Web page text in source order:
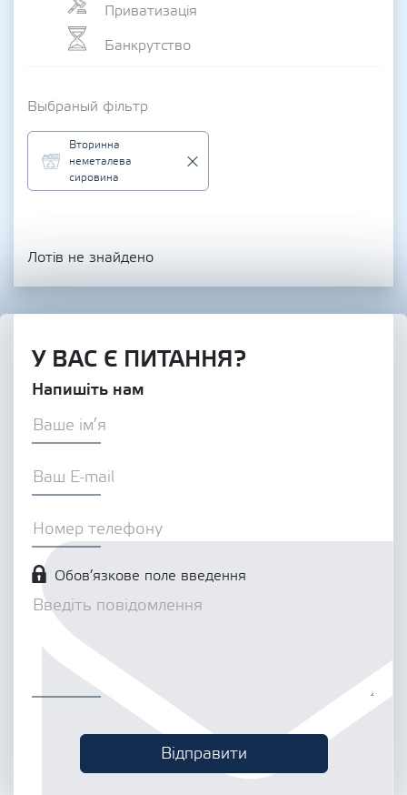
Приватизація
Банкрутство
Выбраный фільтр
Вторинна
неметалева
сировина
Лотів не знайдено
У ВАС Є ПИТАННЯ?
Напишіть нам
Обов’язкове поле введення